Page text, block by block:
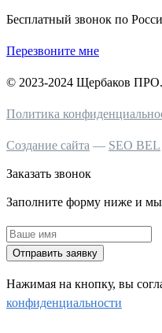
Бесплатный звонок по
Перезвоните мне
© 2023-2024 Щербаков
Политика
Создание сайта — SEO BEL
Заказать звонок
Заполните форму ниже и
Отправить заявку
Нажимая на кнопку, вы
конфиденциальности